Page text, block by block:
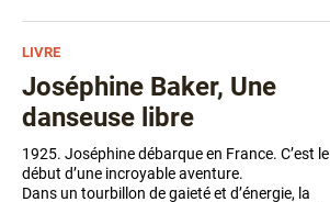
LIVRE
Joséphine Baker, Une
danseuse libre
1925. Joséphine débarque en France. C’est le
début d’une incroyable aventure.
Dans un tourbillon de gaieté et d’énergie, la